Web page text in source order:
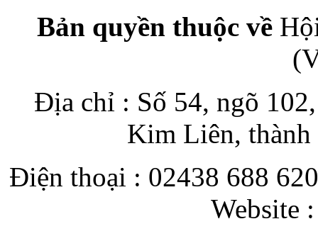
Bản quyền thuộc về
Địa chỉ : Số 54, ngõ
Kim Liên,
Điện thoại : 02438 688
Website